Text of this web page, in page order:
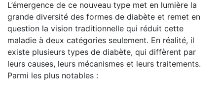
L’émergence de ce nouveau type met en lumière la
grande diversité des formes de diabète et remet en
question la vision traditionnelle qui réduit cette
maladie à deux catégories seulement. En réalité, il
existe plusieurs types de diabète, qui diffèrent par
leurs causes, leurs mécanismes et leurs traitements.
Parmi les plus notables :